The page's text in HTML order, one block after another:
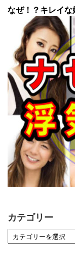
なぜ！？キレイ
カテゴリー